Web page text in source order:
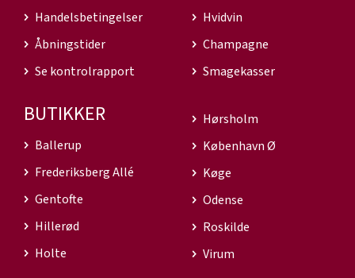
Handelsbetingelser
Åbningstider
Se kontrolrapport
Hvidvin
Champagne
Smagekasser
BUTIKKER
Ballerup
Frederiksberg Allé
Gentofte
Hillerød
Holte
Hørsholm
København Ø
Køge
Odense
Roskilde
Virum